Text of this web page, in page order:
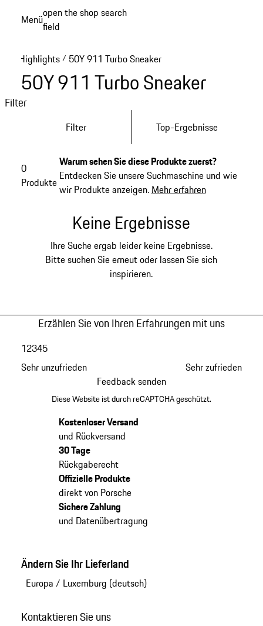
Hauptinhalt
Menüopen the shop search
field
Highlights / 50Y 911 Turbo Sneaker
50Y 911 Turbo Sneaker
Filter
Filter Top-Ergebnisse
0
Produkte
Warum sehen Sie diese Produkte zuerst?
Entdecken Sie unsere Suchmaschine und wie
wir Produkte anzeigen. Mehr erfahren
Keine Ergebnisse
Ihre Suche ergab leider keine Ergebnisse.
Bitte suchen Sie erneut oder lassen Sie sich
inspirieren.
Erzählen Sie von Ihren Erfahrungen mit uns
Sehr unzufrieden
12345
Sehr zufrieden
Feedback senden
Diese Website ist durch reCAPTCHA geschützt.
Kostenloser Versand
und Rückversand
30 Tage
Rückgaberecht
Offizielle Produkte
direkt von Porsche
Sichere Zahlung
und Datenübertragung
Ändern Sie Ihr Lieferland
Europa / Luxemburg (deutsch)
Kontaktieren Sie uns